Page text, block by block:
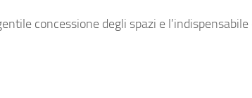
concessione degli spazi e